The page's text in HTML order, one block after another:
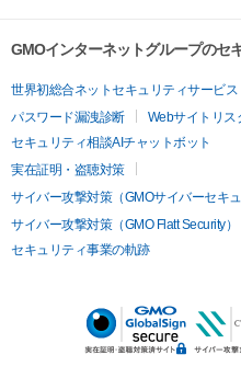
GMOインターネットグループのセ
世界初総合ネットセキュリティサービス
パスワード漏洩診断
Webサイトリス
セキュリティ相談AIチャットボット
実在証明・盗聴対策
サイバー攻撃対策（GMOサイバーセキ
サイバー攻撃対策（GMO Flatt Security）
セキュリティ事業の軌跡